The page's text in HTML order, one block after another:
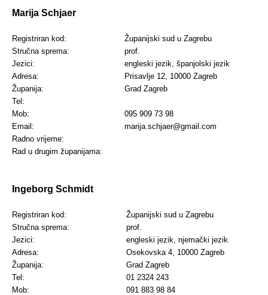
Marija Schjaer
Registriran kod:
Županijski sud u Zagrebu
Stručna sprema:
prof.
Jezici:
engleski jezik, španjolski jezik
Adresa:
Prisavlje 12, 10000 Zagreb
Županija:
Grad Zagreb
Tel:
Mob:
095 909 73 98
Email:
marija.schjaer@gmail.com
Radno vrijeme:
Rad u drugim županijama:
Ingeborg Schmidt
Registriran kod:
Županijski sud u Zagrebu
Stručna sprema:
prof.
Jezici:
engleski jezik, njemački jezik
Adresa:
Osekovska 4, 10000 Zagreb
Županija:
Grad Zagreb
Tel:
01 2324 243
Mob:
091 883 98 84